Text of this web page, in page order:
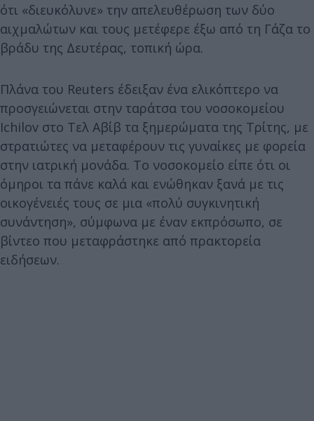
ότι «διευκόλυνε» την απελευθέρωση των δύο
αιχμαλώτων και τους μετέφερε έξω από τη Γάζα το
βράδυ της Δευτέρας, τοπική ώρα.
Πλάνα του Reuters έδειξαν ένα ελικόπτερο να
προσγειώνεται στην ταράτσα του νοσοκομείου
Ichilov στο Τελ Αβίβ τα ξημερώματα της Τρίτης, με
στρατιώτες να μεταφέρουν τις γυναίκες με φορεία
στην ιατρική μονάδα. Το νοσοκομείο είπε ότι οι
όμηροι τα πάνε καλά και ενώθηκαν ξανά με τις
οικογένειές τους σε μια «πολύ συγκινητική
συνάντηση», σύμφωνα με έναν εκπρόσωπο, σε
βίντεο που μεταφράστηκε από πρακτορεία
ειδήσεων.